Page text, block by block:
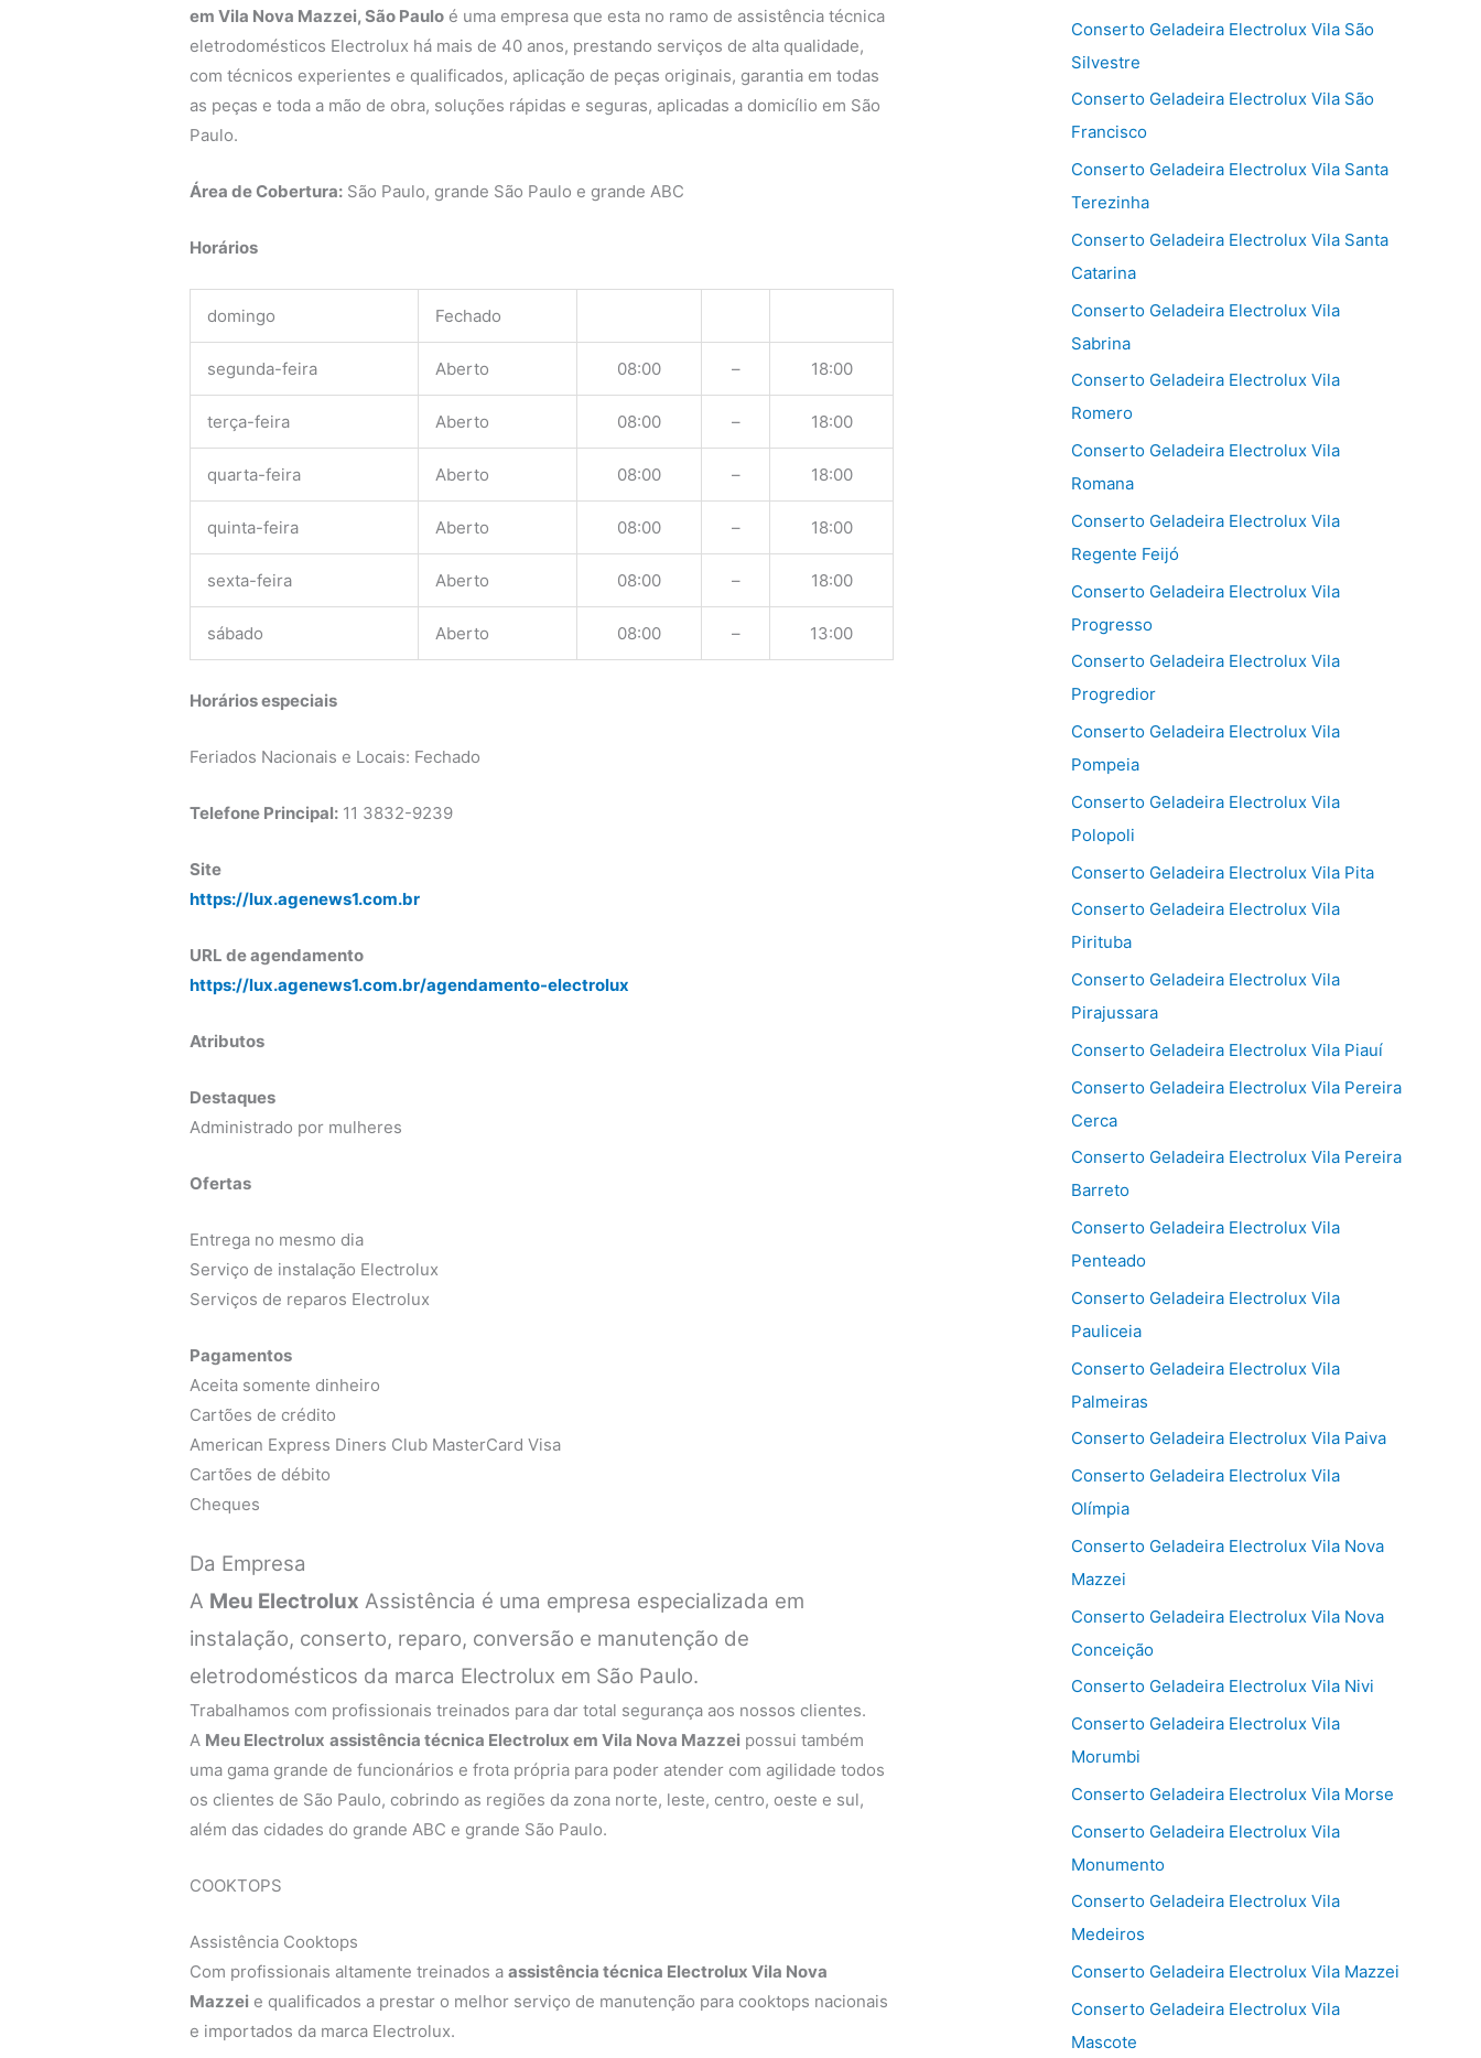
em Vila Nova Mazzei, São Paulo é uma empresa que esta no ramo de assistência técnica
eletrodomésticos Electrolux há mais de 40 anos, prestando serviços de alta qualidade,
com técnicos experientes e qualificados, aplicação de peças originais, garantia em todas
as peças e toda a mão de obra, soluções rápidas e seguras, aplicadas a domicílio em São
Paulo.
Área de Cobertura: São Paulo, grande São Paulo e grande ABC
Horários
domingo Fechado
segunda-feira Aberto 08:00 – 18:00
terça-feira Aberto 08:00 – 18:00
quarta-feira Aberto 08:00 – 18:00
quinta-feira Aberto 08:00 – 18:00
sexta-feira Aberto 08:00 – 18:00
sábado Aberto 08:00 – 13:00
Horários especiais
Feriados Nacionais e Locais: Fechado
Telefone Principal: 11 3832-9239
Site
https://lux.agenews1.com.br
URL de agendamento
https://lux.agenews1.com.br/agendamento-electrolux
Atributos
Destaques
Administrado por mulheres
Ofertas
Entrega no mesmo dia
Serviço de instalação Electrolux
Serviços de reparos Electrolux
Pagamentos
Aceita somente dinheiro
Cartões de crédito
American Express Diners Club MasterCard Visa
Cartões de débito
Cheques
Da Empresa
A Meu Electrolux Assistência é uma empresa especializada em
instalação, conserto, reparo, conversão e manutenção de
eletrodomésticos da marca Electrolux em São Paulo.
Trabalhamos com profissionais treinados para dar total segurança aos nossos clientes.
A Meu Electrolux assistência técnica Electrolux em Vila Nova Mazzei possui também
uma gama grande de funcionários e frota própria para poder atender com agilidade todos
os clientes de São Paulo, cobrindo as regiões da zona norte, leste, centro, oeste e sul,
além das cidades do grande ABC e grande São Paulo.
COOKTOPS
Assistência Cooktops
Com profissionais altamente treinados aassistência técnica Electrolux Vila Nova
Mazzei e qualificados a prestar o melhor serviço de manutenção para cooktops nacionais
e importados da marca Electrolux.
Conserto Geladeira Electrolux Vila São
Silvestre
Conserto Geladeira Electrolux Vila São
Francisco
Conserto Geladeira Electrolux Vila Santa
Terezinha
Conserto Geladeira Electrolux Vila Santa
Catarina
Conserto Geladeira Electrolux Vila
Sabrina
Conserto Geladeira Electrolux Vila
Romero
Conserto Geladeira Electrolux Vila
Romana
Conserto Geladeira Electrolux Vila
Regente Feijó
Conserto Geladeira Electrolux Vila
Progresso
Conserto Geladeira Electrolux Vila
Progredior
Conserto Geladeira Electrolux Vila
Pompeia
Conserto Geladeira Electrolux Vila
Polopoli
Conserto Geladeira Electrolux Vila Pita
Conserto Geladeira Electrolux Vila
Pirituba
Conserto Geladeira Electrolux Vila
Pirajussara
Conserto Geladeira Electrolux Vila Piauí
Conserto Geladeira Electrolux Vila Pereira
Cerca
Conserto Geladeira Electrolux Vila Pereira
Barreto
Conserto Geladeira Electrolux Vila
Penteado
Conserto Geladeira Electrolux Vila
Pauliceia
Conserto Geladeira Electrolux Vila
Palmeiras
Conserto Geladeira Electrolux Vila Paiva
Conserto Geladeira Electrolux Vila
Olímpia
Conserto Geladeira Electrolux Vila Nova
Mazzei
Conserto Geladeira Electrolux Vila Nova
Conceição
Conserto Geladeira Electrolux Vila Nivi
Conserto Geladeira Electrolux Vila
Morumbi
Conserto Geladeira Electrolux Vila Morse
Conserto Geladeira Electrolux Vila
Monumento
Conserto Geladeira Electrolux Vila
Medeiros
Conserto Geladeira Electrolux Vila Mazzei
Conserto Geladeira Electrolux Vila
Mascote